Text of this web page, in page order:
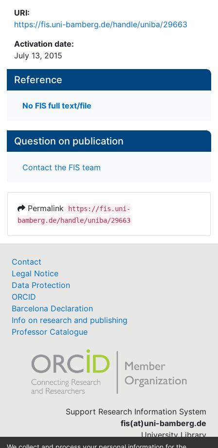
URI:
https://fis.uni-bamberg.de/handle/uniba/29663
Activation date:
July 13, 2015
Reference
No FIS full text/file
Question on publication
Contact the FIS team
Permalink
https://fis.uni-
bamberg.de/handle/uniba/29663
Contact
Legal Notice
Data Protection
ORCID
Barcelona Declaration
Info on research and publishing
Professor Catalogue
Support Research Information System
fis(at)uni-bamberg.de
University Library